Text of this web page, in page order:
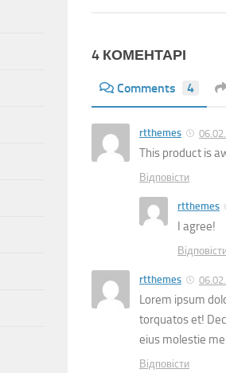
4 КОМЕНТАРІ
Comments 4
rtthemes
This product is
Відповіcти
rtthemes
I agree!
rtthemes
Lorem ipsum
torquatos et!
eius molestie
Відповіcти